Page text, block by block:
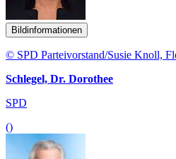
Bildinformationen
© SPD Parteivorstand/Susie Knoll,
Schlegel, Dr. Dorothee
SPD
()